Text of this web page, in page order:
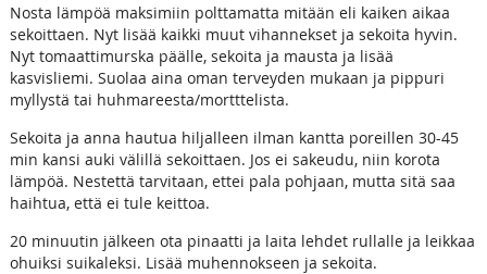
Nosta lämpöä maksimiin polttamatta mitään eli kaiken aikaa
sekoittaen. Nyt lisää kaikki muut vihannekset ja sekoita hyvin.
Nyt tomaattimurska päälle, sekoita ja mausta ja lisää
kasvisliemi. Suolaa aina oman terveyden mukaan ja pippuri
myllystä tai huhmareesta/mortttelista.
Sekoita ja anna hautua hiljalleen ilman kantta poreillen 30-45
min kansi auki välillä sekoittaen. Jos ei sakeudu, niin korota
lämpöä. Nestettä tarvitaan, ettei pala pohjaan, mutta sitä saa
haihtua, että ei tule keittoa.
20 minuutin jälkeen ota pinaatti ja laita lehdet rullalle ja leikkaa
ohuiksi suikaleksi. Lisää muhennokseen ja sekoita.